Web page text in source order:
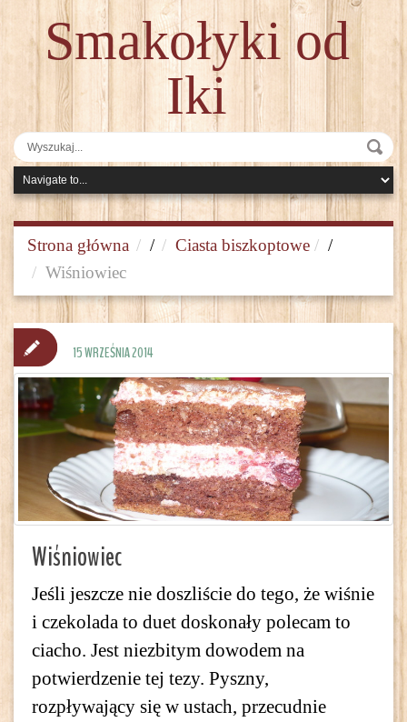
Smakołyki od
Iki
Strona główna / Ciasta biszkoptowe
/
Wiśniowiec
Wiśniowiec
Jeśli jeszcze nie doszliście do tego, że wiśnie
i czekolada to duet doskonały polecam to
ciacho. Jest niezbitym dowodem na
potwierdzenie tej tezy. Pyszny,
rozpływający się w ustach, przecudnie
15 WRZEŚNIA 2014